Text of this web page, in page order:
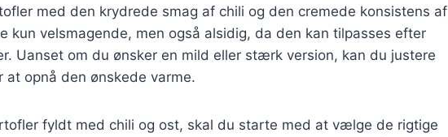
med den krydrede smag af chili og den cremede konsistens af
kun velsmagende, men også alsidig, da den kan tilpasses efter
Uanset om du ønsker en mild eller stærk version, kan du justere
opnå den ønskede varme.
fyldt med chili og ost, skal du starte med at vælge de rigtige